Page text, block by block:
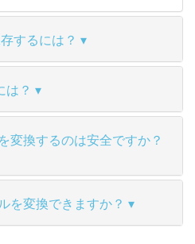
するには？
は？
変換するのは安全ですか？
を変換できますか？